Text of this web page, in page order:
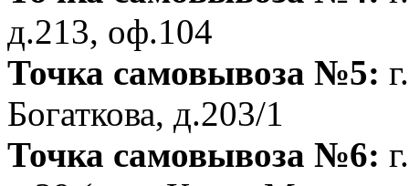
д.213, оф.104
Точка самовывоза №5:
Богаткова, д.203/1
Точка самовывоза №6: